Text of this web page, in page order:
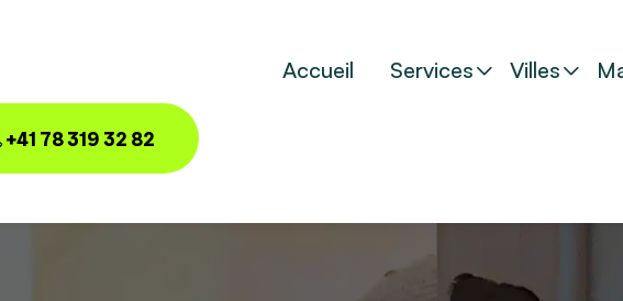
Accueil Services Villes
+41 78 319 32 82